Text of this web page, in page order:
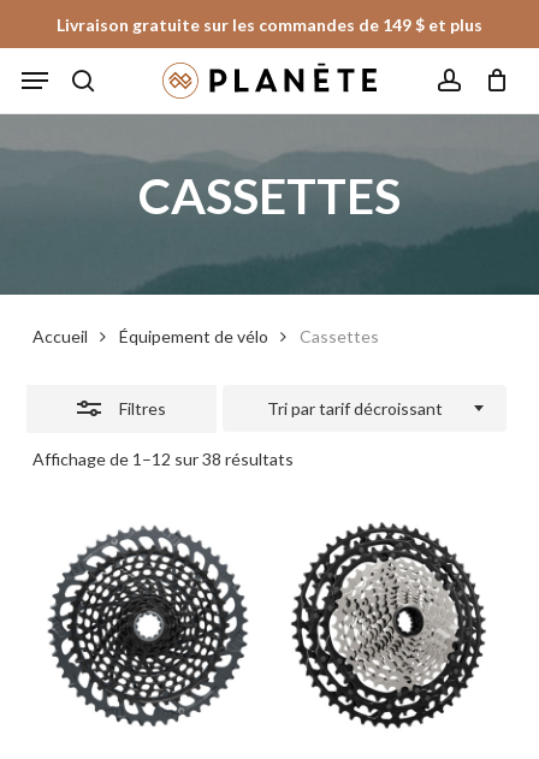
to
main
Livraison gratuite sur les commandes de 149 $ et plus
Menu
Fermer
le
panier
CASSETTES
Accueil Équipement de vélo Cassettes
Filtres
Affichage de 1–12 sur 38 résultatsTrié
Tri par tarif décroissant
Fermer
les
filtres